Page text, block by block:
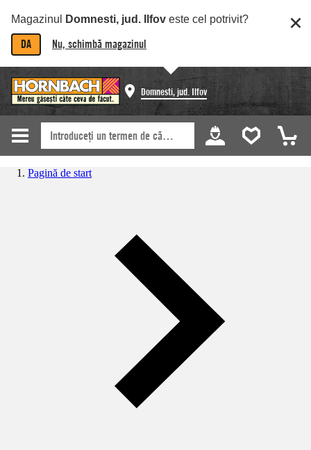
Magazinul Domnesti, jud. Ilfov este cel potrivit?
DA Nu, schimbă magazinul
Domnesti, jud. Ilfov
Pagină de start